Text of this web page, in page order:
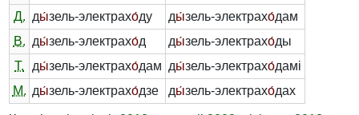
Д. ды́зель-электрахо́ду ды́зель-электрахо́дам
В. ды́зель-электрахо́д ды́зель-электрахо́ды
Т.
ды́зель-электрахо́дам ды́зель-электрахо́дамі
М. ды́зель-электрахо́дзе ды́зель-электрахо́дах